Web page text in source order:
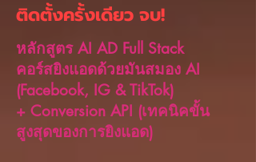
ติดตั้งครั้งเดียว จบ!
หลักสูตร AI AD Full Stack
คอร์สยิงแอดด้วยมันสมอง AI
(Facebook, IG & TikTok)
+ Conversion API (เทคนิคขั้น
สูงสุดของการยิงแอด)